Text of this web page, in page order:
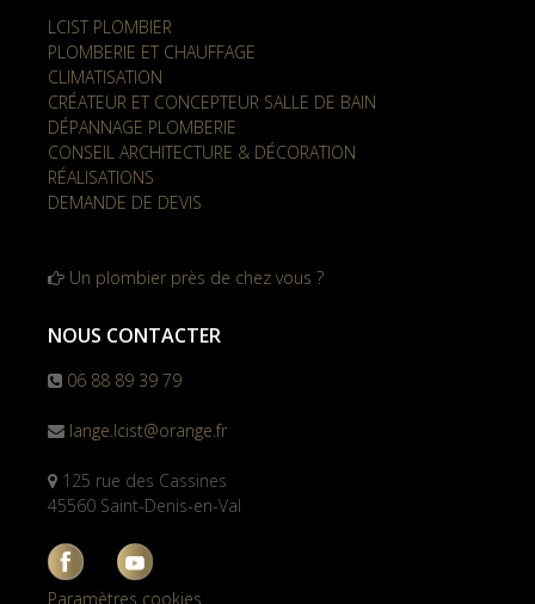
LCIST PLOMBIER
PLOMBERIE ET CHAUFFAGE
CLIMATISATION
CRÉATEUR ET CONCEPTEUR SALLE DE BAIN
DÉPANNAGE PLOMBERIE
CONSEIL ARCHITECTURE & DÉCORATION
RÉALISATIONS
DEMANDE DE DEVIS
Un plombier près de chez vous ?
NOUS CONTACTER
06 88 89 39 79
lange.lcist@orange.fr
125 rue des Cassines
45560 Saint-Denis-en-Val
Paramètres cookies